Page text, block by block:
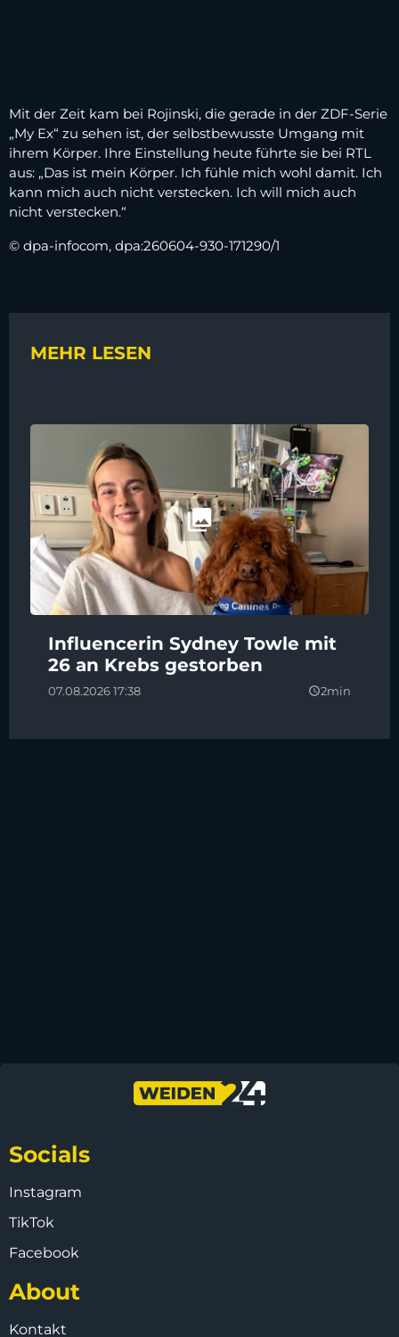
Mit der Zeit kam bei Rojinski, die gerade in der ZDF-Serie
„My Ex“ zu sehen ist, der selbstbewusste Umgang mit
ihrem Körper. Ihre Einstellung heute führte sie bei RTL
aus: „Das ist mein Körper. Ich fühle mich wohl damit. Ich
kann mich auch nicht verstecken. Ich will mich auch
nicht verstecken.“
© dpa-infocom, dpa:260604-930-171290/1
MEHR LESEN
Influencerin Sydney Towle mit
26 an Krebs gestorben
07.08.2026 17:38 query_builder2min
Socials
Instagram
TikTok
Facebook
About
Kontakt